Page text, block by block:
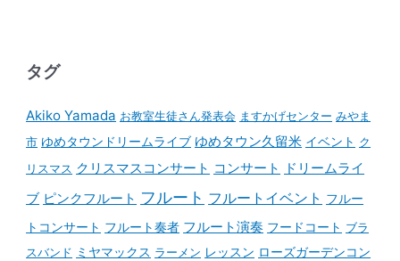
タグ
Akiko Yamada お教室生徒さん発表会 ますかげセンター みやま
市 ゆめタウンドリームライブ ゆめタウン久留米 イベント ク
リスマス クリスマスコンサート コンサート
ドリームライ
ブ ピンクフルート フルート フルートイベント フルー
トコンサート フルート奏者 フルート演奏 フードコート ブラ
スバンド ミヤマックス ラーメン レッスン ローズガーデンコン